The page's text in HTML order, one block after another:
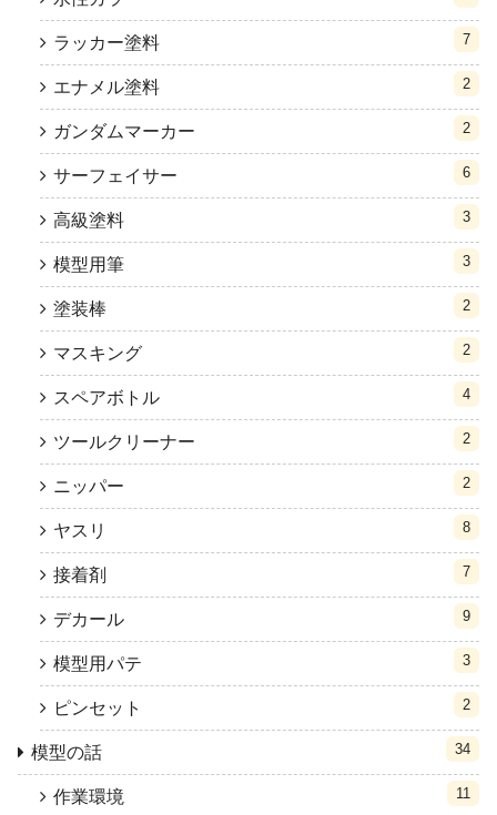
ラッカー塗料 7
エナメル塗料 2
ガンダムマーカー 2
サーフェイサー 6
高級塗料 3
模型用筆 3
塗装棒 2
マスキング 2
スペアボトル 4
ツールクリーナー 2
ニッパー 2
ヤスリ 8
接着剤 7
デカール 9
模型用パテ 3
ピンセット 2
模型の話 34
作業環境 11